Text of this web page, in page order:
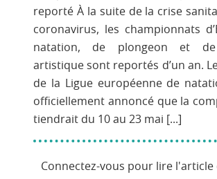
reporté À la suite de la crise
coronavirus, les championnats
natation, de plongeon et
artistique sont reportés d’un an.
de la Ligue européenne de
officiellement annoncé que la
tiendrait du 10 au 23 mai [...]
Connectez-vous pour lire l'article